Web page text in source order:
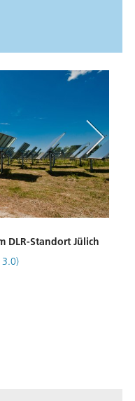
DLR-Standort Jülich
3.0)